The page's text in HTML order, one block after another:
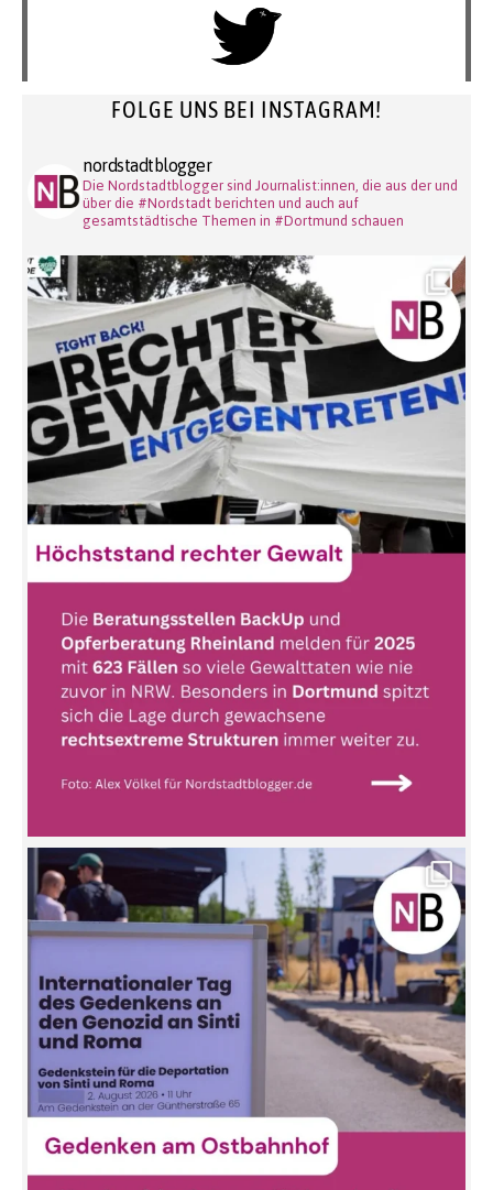
FOLGE UNS BEI INSTAGRAM!
nordstadtblogger
Die Nordstadtblogger sind Journalist:innen, die aus der und
über die #Nordstadt berichten und auch auf
gesamtstädtische Themen in #Dortmund schauen